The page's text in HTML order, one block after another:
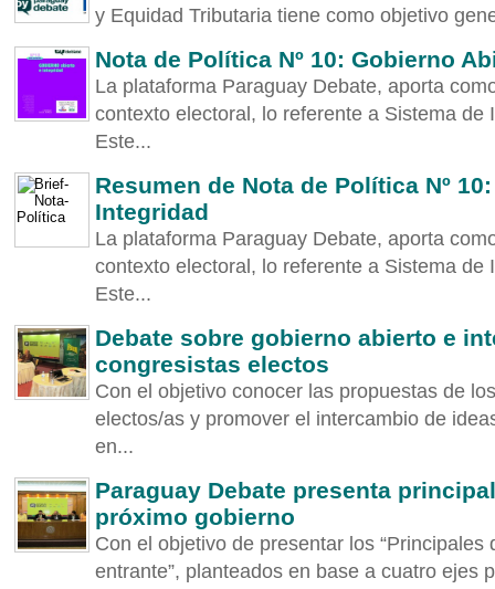
y Equidad Tributaria tiene como objetivo
Nota de Política Nº 10: Gobierno
La plataforma Paraguay Debate, aporta
contexto electoral, lo referente a Sistema de
Este...
Resumen de Nota de Política Nº
Integridad
La plataforma Paraguay Debate, aporta
contexto electoral, lo referente a Sistema de
Este...
Debate sobre gobierno abierto e
congresistas electos
Con el objetivo conocer las propuestas de
electos/as y promover el intercambio de
en...
Paraguay Debate presenta
próximo gobierno
Con el objetivo de presentar los
entrante”, planteados en base a cuatro ejes